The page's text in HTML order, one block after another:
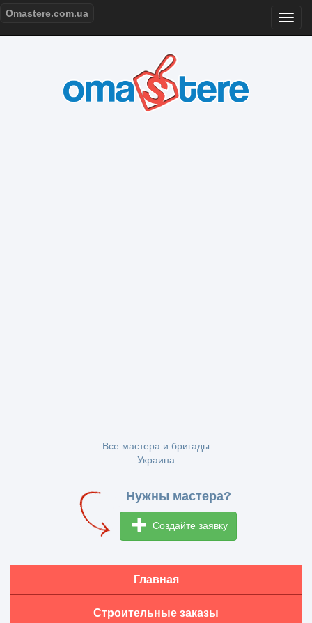
Omastere.com.ua
Все мастера и бригады
Украина
Нужны мастера?
Создайте заявку
Главная
Строительные заказы